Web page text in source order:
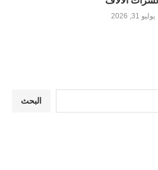
يوليو 31, 2026
البحث